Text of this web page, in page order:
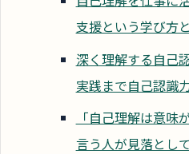
支援という学び方
深く理解する自己
実践まで自己認識
「自己理解は意味
言う人が見落とし